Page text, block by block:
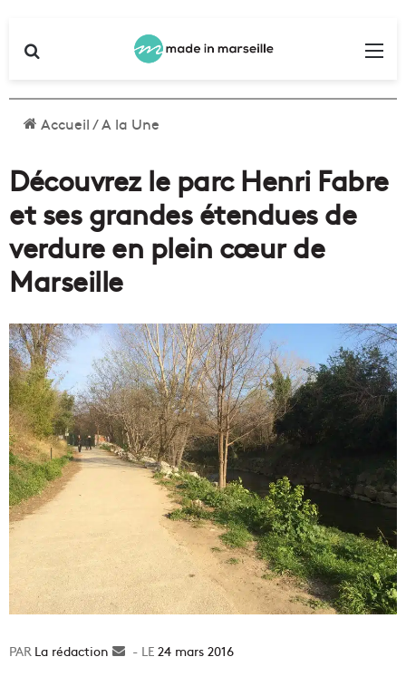
Accueil/A la Une
Découvrez le parc Henri Fabre
et ses grandes étendues de
verdure en plein cœur de
Marseille
La rédaction
Envoyer24 mars 2016